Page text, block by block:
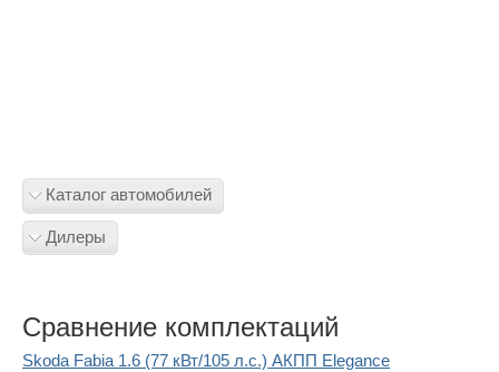
Каталог автомобилей
Дилеры
Сравнение комплектаций
Skoda Fabia 1.6 (77 кВт/105 л.с.) АКПП Elegance